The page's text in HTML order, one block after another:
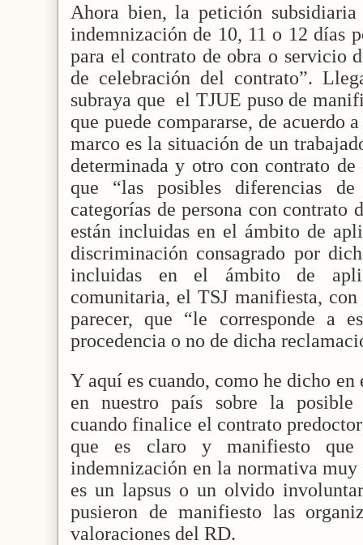
Ahora bien, la petición
indemnización de 10, 11 o 12 días
para el contrato de obra o servicio
de celebración del contrato”.
subraya que el TJUE puso de
que puede compararse, de acuerdo
marco es la situación de un
determinada y otro con contrato
que “las posibles diferencias
categorías de persona con contrato
están incluidas en el ámbito de
discriminación consagrado por
incluidas en el ámbito de
comunitaria, el TSJ manifiesta,
parecer, que “le corresponde a
procedencia o no de dicha
Y aquí es cuando, como he dicho
en nuestro país sobre la
cuando finalice el contrato
que es claro y manifiesto
indemnización en la normativa muy
es un lapsus o un olvido
pusieron de manifiesto las
valoraciones del RD.